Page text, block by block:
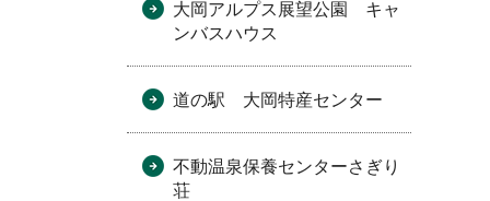
大岡アルプス展望公園 キャ
ンバスハウス
道の駅 大岡特産センター
不動温泉保養センターさぎり
荘